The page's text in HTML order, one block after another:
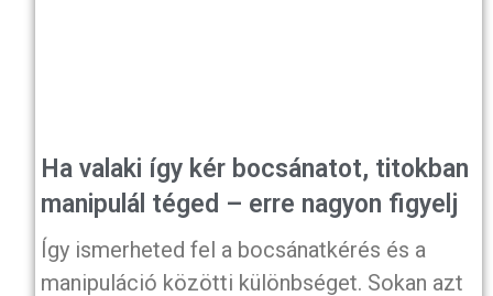
Ha valaki így kér bocsánatot, titokban
manipulál téged – erre nagyon figyelj
Így ismerheted fel a bocsánatkérés és a
manipuláció közötti különbséget. Sokan azt